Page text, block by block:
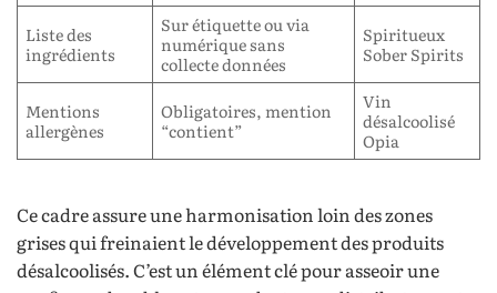
Liste des
ingrédients
Sur étiquette ou via
numérique sans
collecte données
Spiritueux
Sober Spirits
Mentions
allergènes
Obligatoires, mention
“contient”
Vin
désalcoolisé
Opia
Ce cadre assure une harmonisation loin des zones
grises qui freinaient le développement des produits
désalcoolisés. C’est un élément clé pour asseoir une